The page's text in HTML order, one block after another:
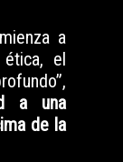
a
el
a una
de la